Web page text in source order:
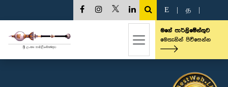
E த
මගේ පාර්ලිමේන්තුව
මෙතැනින් පිවිසෙන්න